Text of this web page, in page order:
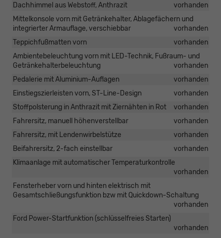
Dachhimmel aus Webstoff, Anthrazit
vorhanden
Mittelkonsole vorn mit Getränkehalter, Ablagefächern und
integrierter Armauflage, verschiebbar
vorhanden
Teppichfußmatten vorn
vorhanden
Ambientebeleuchtung vorn mit LED-Technik, Fußraum- und
Getränkehalterbeleuchtung
vorhanden
Pedalerie mit Aluminium-Auflagen
vorhanden
Einstiegszierleisten vorn, ST-Line-Design
vorhanden
Stoffpolsterung in Anthrazit mit Ziernähten in Rot
vorhanden
Fahrersitz, manuell höhenverstellbar
vorhanden
Fahrersitz, mit Lendenwirbelstütze
vorhanden
Beifahrersitz, 2-fach einstellbar
vorhanden
Klimaanlage mit automatischer Temperaturkontrolle
vorhanden
Fensterheber vorn und hinten elektrisch mit
Gesamtschließungsfunktion bzw mit Quickdown-Schaltung
vorhanden
Ford Power-Startfunktion (schlüsselfreies Starten)
vorhanden